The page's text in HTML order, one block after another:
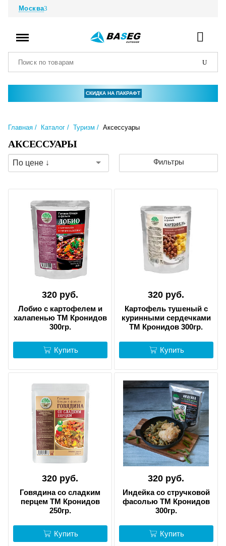
Москва
СКИДКА НА ПАКРАФТ
Главная Каталог Туризм Аксессуары
АКСЕССУАРЫ
По цене ↓ Фильтры
320 руб.
Лобио с картофелем и
халапенью ТМ Кронидов
300гр.
Купить
320 руб.
Картофель тушеный с
куринными сердечками
ТМ Кронидов 300гр.
Купить
320 руб.
Говядина со сладким
перцем ТМ Кронидов
250гр.
Купить
320 руб.
Индейка со стручковой
фасолью ТМ Кронидов
300гр.
Купить